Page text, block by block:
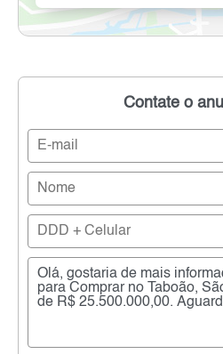
Contate o